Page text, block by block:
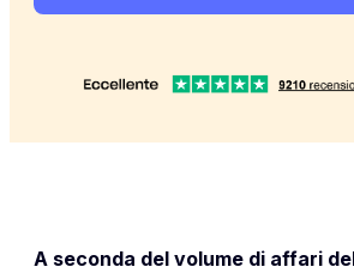
A seconda del volume di affari